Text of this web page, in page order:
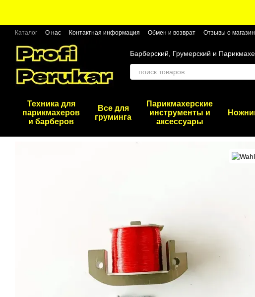
Каталог О нас Контактная информация Обмен и возврат Отзывы о
Барберский, Грумерский и
Техника для
парикмахеров
и барберов
Все для
груминга
Парикмахерские
инструменты и
аксессуары